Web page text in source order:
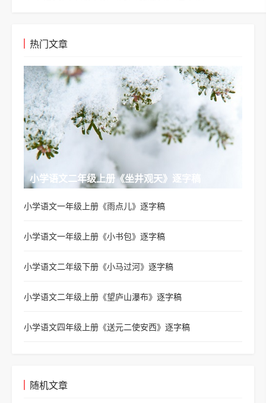
热门文章
小学语文二年级上册《坐井观天》逐字稿
小学语文一年级上册《雨点儿》逐字稿
小学语文一年级上册《小书包》逐字稿
小学语文二年级下册《小马过河》逐字稿
小学语文二年级上册《望庐山瀑布》逐字稿
小学语文四年级上册《送元二使安西》逐字稿
随机文章